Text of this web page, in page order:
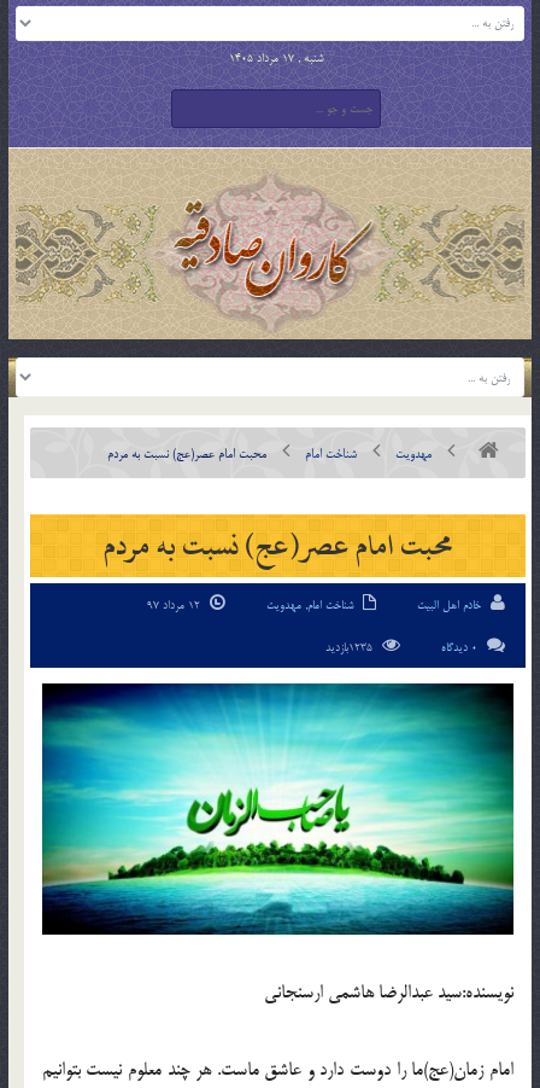
شنبه , 17 مرداد 1405
مهدویت شناخت امام محبت امام عصر(عج) نسبت به مردم
محبت امام عصر(عج) نسبت به مردم
خادم اهل البیت شناخت امام, مهدویت
0 دیدگاه
نويسنده:سيد عبدالرضا هاشمي ارسنجاني
امام زمان(عج)ما را دوست دارد و عاشق ماست. هر چند معلوم نيست بتوانيم